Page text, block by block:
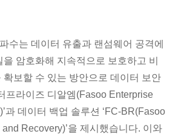
수는 데이터 유출과 랜섬웨어 공격에
암호화해 지속적으로 보호하고 비
확보할 수 있는 방안으로 데이터 보안
프라이즈 디알엠(Fasoo Enterprise
과 데이터 백업 솔루션 ‘FC-BR(Fasoo
Recovery)’을 제시했습니다. 이와